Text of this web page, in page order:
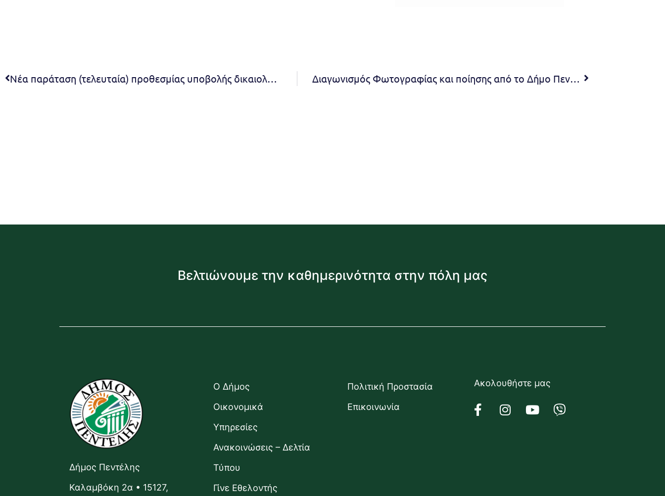
Νέα παράταση (τελευταία) προθεσμίας υποβολής δικαιολογητικών για το Μητρώο Αθλητικών Σωματείων Δήμου Πεντέλης Διαγωνισμός Φωτογραφίας και ποίησης από το Δήμο Πεντέλης Θέμα: Εικόνες και ποιήματα μίας παράξενης άνοιξης. Μέρες καραντίνας.
Βελτιώνουμε την καθημερινότητα στην πόλη μας
Δήμος Πεντέλης
Καλαμβόκη 2α • 15127,
Ο Δήμος
Οικονομικά
Υπηρεσίες
Ανακοινώσεις – Δελτία
Τύπου
Γίνε Εθελοντής
Πολιτική Προστασία
Επικοινωνία
Ακολουθήστε μας